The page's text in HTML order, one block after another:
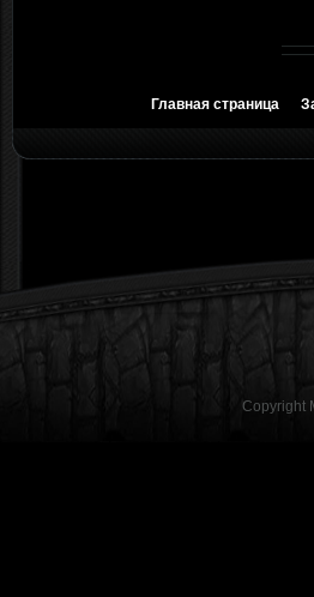
Главная страница
Copyright